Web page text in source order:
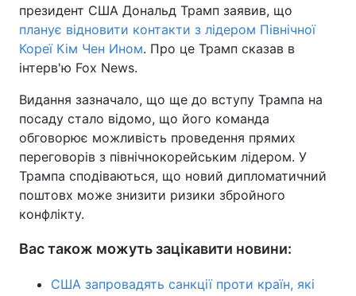
президент США Дональд Трамп заявив, що
планує відновити контакти з лідером Північної
Кореї Кім Чен Ином. Про це Трамп сказав в
інтерв'ю Fox News.
Видання зазначало, що ще до вступу Трампа на
посаду стало відомо, що його команда
обговорює можливість проведення прямих
переговорів з північнокорейським лідером. У
Трампа сподіваються, що новий дипломатичний
поштовх може знизити ризики збройного
конфлікту.
Вас також можуть зацікавити новини:
США запровадять санкції проти країн, які